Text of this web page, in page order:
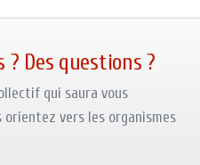
Des questions ?
qui saura vous
vers les organismes